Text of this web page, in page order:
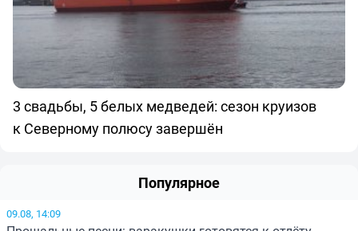
3 свадьбы, 5 белых медведей: сезон круизов
к Северному полюсу завершён
Популярное
09.08, 14:09